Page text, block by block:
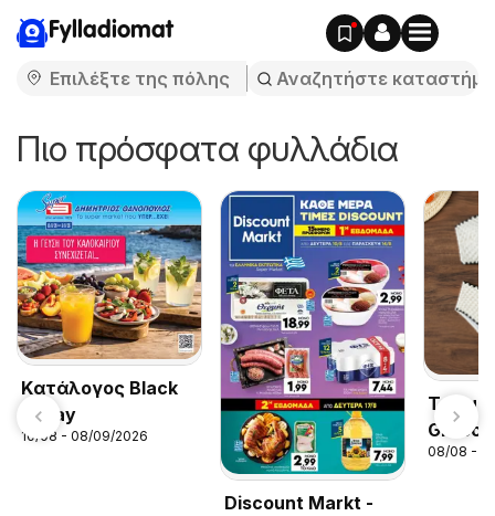
Fylladiomat
Πιο πρόσφατα φυλλάδια
Kατάλογος Black
Friday
10/08 - 08/09/2026
Discount Markt -
Temu
Greece
08/08 -